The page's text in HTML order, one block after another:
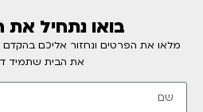
בואו נתחיל
מלאו את הפרטים ונחזור אליכם בהקדם
את הבית שתמיד